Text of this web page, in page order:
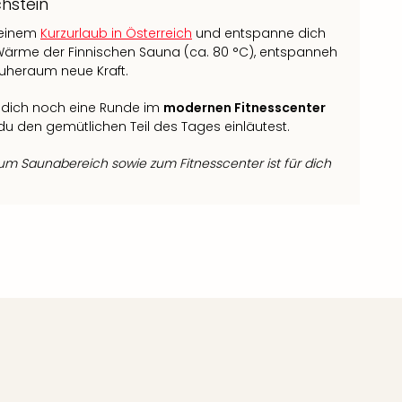
Kurzurlaub in Österreich und entspanne dich
der Finnischen Sauna (ca. 80 °C), entspanneh
neue Kraft.
noch eine Runde im modernen Fitnesscenter
den gemütlichen Teil des Tages einläutest.
Saunabereich sowie zum Fitnesscenter ist für dich